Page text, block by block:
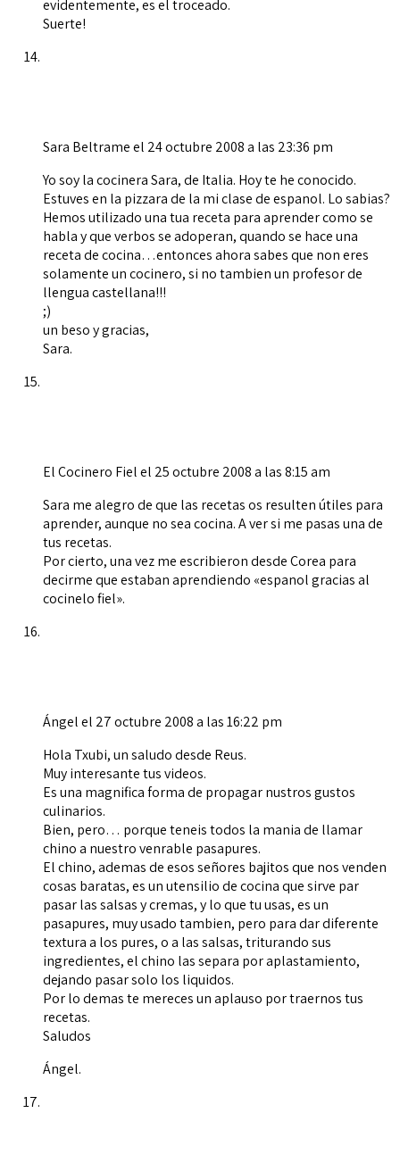
evidentemente, es el troceado.
Suerte!
Sara Beltrameel 24 octubre 2008 a las 23:36 pm
Yo soy la cocinera Sara, de Italia. Hoy te he conocido.
Estuves en la pizzara de la mi clase de espanol. Lo sabias?
Hemos utilizado una tua receta para aprender como se
habla y que verbos se adoperan, quando se hace una
receta de cocina…entonces ahora sabes que non eres
solamente un cocinero, si no tambien un profesor de
llengua castellana!!!
;)
un beso y gracias,
Sara.
El Cocinero Fielel 25 octubre 2008 a las 8:15 am
Sara me alegro de que las recetas os resulten útiles para
aprender, aunque no sea cocina. A ver si me pasas una de
tus recetas.
Por cierto, una vez me escribieron desde Corea para
decirme que estaban aprendiendo «espanol gracias al
cocinelo fiel».
Ángelel 27 octubre 2008 a las 16:22 pm
Hola Txubi, un saludo desde Reus.
Muy interesante tus videos.
Es una magnifica forma de propagar nustros gustos
culinarios.
Bien, pero… porque teneis todos la mania de llamar
chino a nuestro venrable pasapures.
El chino, ademas de esos señores bajitos que nos venden
cosas baratas, es un utensilio de cocina que sirve par
pasar las salsas y cremas, y lo que tu usas, es un
pasapures, muy usado tambien, pero para dar diferente
textura a los pures, o a las salsas, triturando sus
ingredientes, el chino las separa por aplastamiento,
dejando pasar solo los liquidos.
Por lo demas te mereces un aplauso por traernos tus
recetas.
Saludos
Ángel.